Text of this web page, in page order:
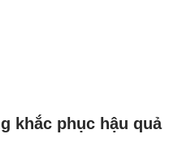
khắc phục hậu quả